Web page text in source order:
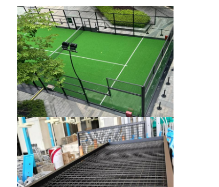
アルミニウム チェーンはえスクリーン
ジョンソン スクリーン フィルター
金属の網の塀
ミツバチの巣網